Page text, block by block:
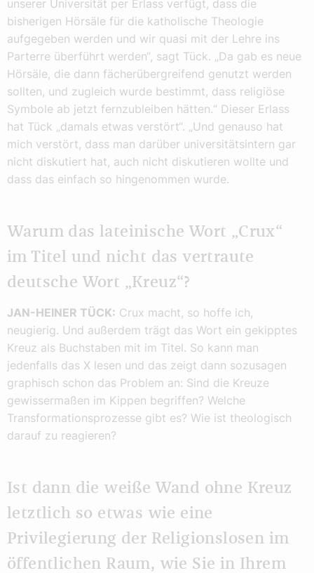
unserer Universität per Erlass verfügt, dass die
bisherigen Hörsäle für die katholische Theologie
aufgegeben werden und wir quasi mit der Lehre ins
Parterre überführt werden“, sagt Tück. „Da gab es neue
Hörsäle, die dann fächerübergreifend genutzt werden
sollten, und zugleich wurde bestimmt, dass religiöse
Symbole ab jetzt fernzubleiben hätten.“ Dieser Erlass
hat Tück „damals etwas verstört“. „Und genauso hat
mich verstört, dass man darüber universitätsintern gar
nicht diskutiert hat, auch nicht diskutieren wollte und
dass das einfach so hingenommen wurde.
Warum das lateinische Wort „Crux“
im Titel und nicht das vertraute
deutsche Wort „Kreuz“?
JAN-HEINER TÜCK: Crux macht, so hoffe ich,
neugierig. Und außerdem trägt das Wort ein gekipptes
Kreuz als Buchstaben mit im Titel. So kann man
jedenfalls das X lesen und das zeigt dann sozusagen
graphisch schon das Problem an: Sind die Kreuze
gewissermaßen im Kippen begriffen? Welche
Transformationsprozesse gibt es? Wie ist theologisch
darauf zu reagieren?
Ist dann die weiße Wand ohne Kreuz
letztlich so etwas wie eine
Privilegierung der Religionslosen im
öffentlichen Raum, wie Sie in Ihrem